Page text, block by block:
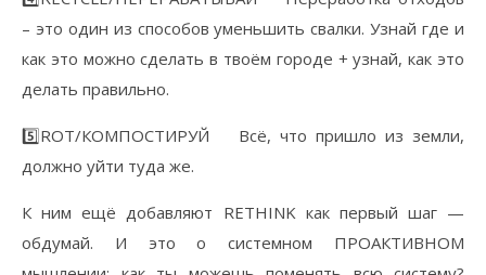
– это один из способов уменьшить свалки. Узнай где и
как это можно сделать в твоём городе + узнай, как это
делать правильно. ⠀
5️⃣ROT/КОМПОСТИРУЙ ⠀ Всё, что пришло из земли,
должно уйти туда же.
К ним ещё добавляют RETHINK как первый шаг —
обдумай. И это о системном ПРОАКТИВНОМ